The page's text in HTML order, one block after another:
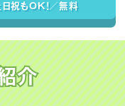
祝もOK！／無料
介